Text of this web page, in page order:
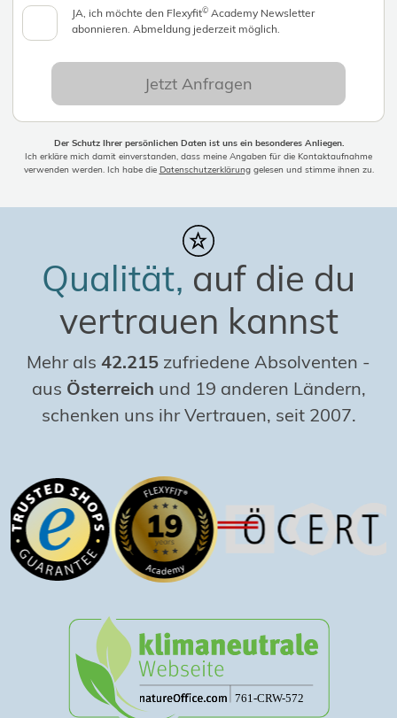
JA, ich möchte den Flexyfit© Academy Newsletter
abonnieren. Abmeldung jederzeit möglich.
Jetzt Anfragen
Der Schutz Ihrer persönlichen Daten ist uns ein besonderes Anliegen.
Ich erkläre mich damit einverstanden, dass meine Angaben für die Kontaktaufnahme
verwenden werden. Ich habe die Datenschutzerklärunggelesen und stimme ihnen zu.
Qualität, auf die du
vertrauen kannst
Mehr als 42.215 zufriedene Absolventen -
aus Österreich und 19 anderen Ländern,
schenken uns ihr Vertrauen, seit 2007.